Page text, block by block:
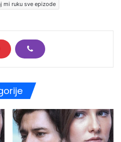
mi ruku sve epizode